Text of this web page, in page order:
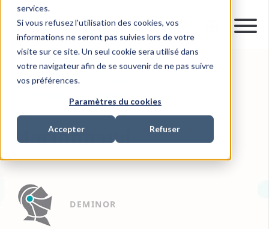
services.
Si vous refusez l'utilisation des cookies, vos
informations ne seront pas suivies lors de votre
visite sur ce site. Un seul cookie sera utilisé dans
votre navigateur afin de se souvenir de ne pas suivre
vos préférences.
Paramètres du cookies
Accepter Refuser
10 JUIL. 2019
INVESTMENT RECOVERY
Marionnaud
DEMINOR